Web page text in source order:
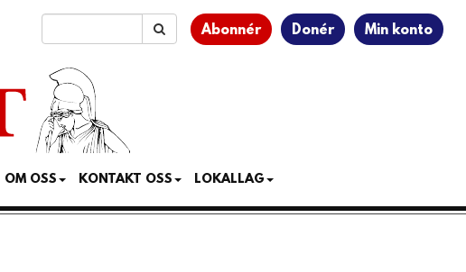
Abonnér Donér Min konto
OM OSS KONTAKT OSS LOKALLAG